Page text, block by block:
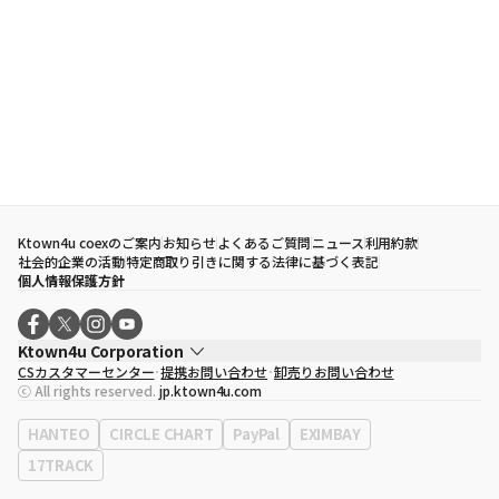
Ktown4u coexのご案内お知らせよくあるご質問ニュース利用約款
社会的企業の活動特定商取り引きに関する法律に基づく表記
個人情報保護方針
Ktown4u Corporation
代表取締役
ソン・ヒョミン
事業者登録番号120-87-71116
eContext
0120-23-7523
事務所住所
ソウル特別市江南区永東大路513、3階(三成洞、coex)
CSカスタマーセンター 提携お問い合わせ 卸売りお問い合わせ
ⓒ All rights reserved. jp.ktown4u.com
HANTEO CIRCLE CHART PayPal
EXIMBAY
17TRACK